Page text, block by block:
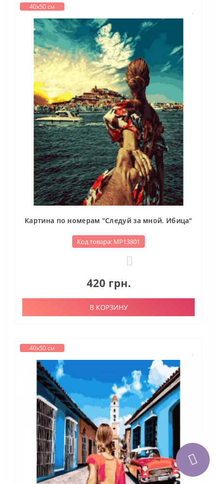
40х50 см
Картина по номерам "Следуй за мной. Ибица"
Код товара: МР13801
420 грн.
В КОРЗИНУ
40х50 см